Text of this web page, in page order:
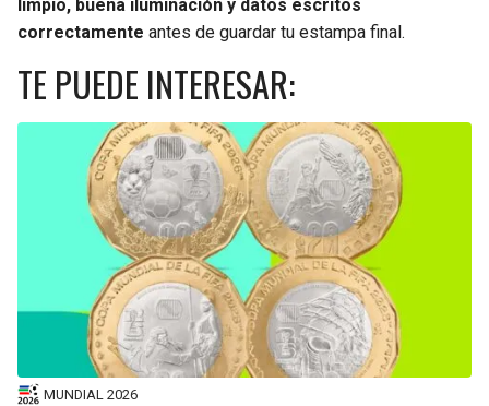
limpio, buena iluminación y datos escritos
correctamente antes de guardar tu estampa final.
TE PUEDE INTERESAR:
MUNDIAL 2026